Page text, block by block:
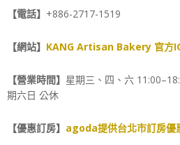
【電話】 +886-2717-1519
【網站】 KANG Artisan Bakery 官方
【營業時間】 星期三、四、六
期六日 公休
【優惠訂房】 agoda提供台北市訂房優